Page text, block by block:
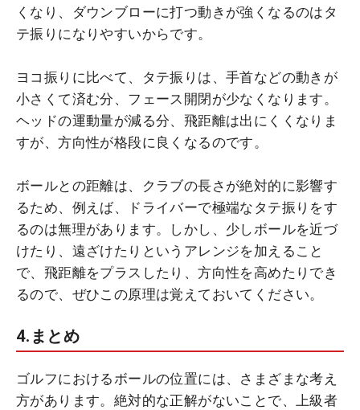
くなり、ダウンブローに打つ動きが強くなるのはタ
テ振りになりやすいからです。
ヨコ振りに比べて、タテ振りは、手首などの動きが
小さくて済む分、フェース開閉が少なくなります。
ヘッドの運動量が減る分、飛距離は出にくくなりま
すが、方向性が格段に良くなるのです。
ボールとの距離は、クラブの長さが絶対的に影響す
るため、例えば、ドライバーで極端なタテ振りをす
るのは無理があります。しかし、少しボールを近づ
けたり、遠ざけたりというアレンジを加えること
で、飛距離をプラスしたり、方向性を高めたりでき
るので、ぜひこの原理は覚えておいてください。
4.まとめ
ゴルフにおけるボールの位置には、さまざまな考え
方があります。絶対的な正解がないことで、上級者